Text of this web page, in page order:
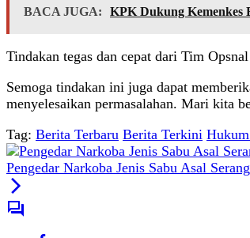
BACA JUGA: KPK Dukung Kemenkes
Tindakan tegas dan cepat dari Tim
Semoga tindakan ini juga dapat
menyelesaikan permasalahan. Mari kita
Tag: Berita Terbaru Berita Terkini
Pengedar Narkoba Jenis Sabu Asal